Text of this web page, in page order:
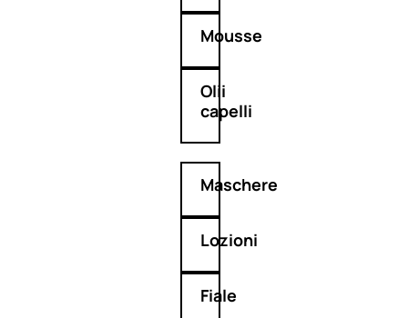
Mousse
Olii
capelli
Maschere
Lozioni
Fiale